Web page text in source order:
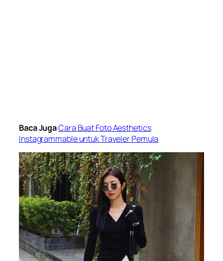
Baca JugaCara Buat Foto Aesthetics
Instagrammable untuk Traveler Pemula